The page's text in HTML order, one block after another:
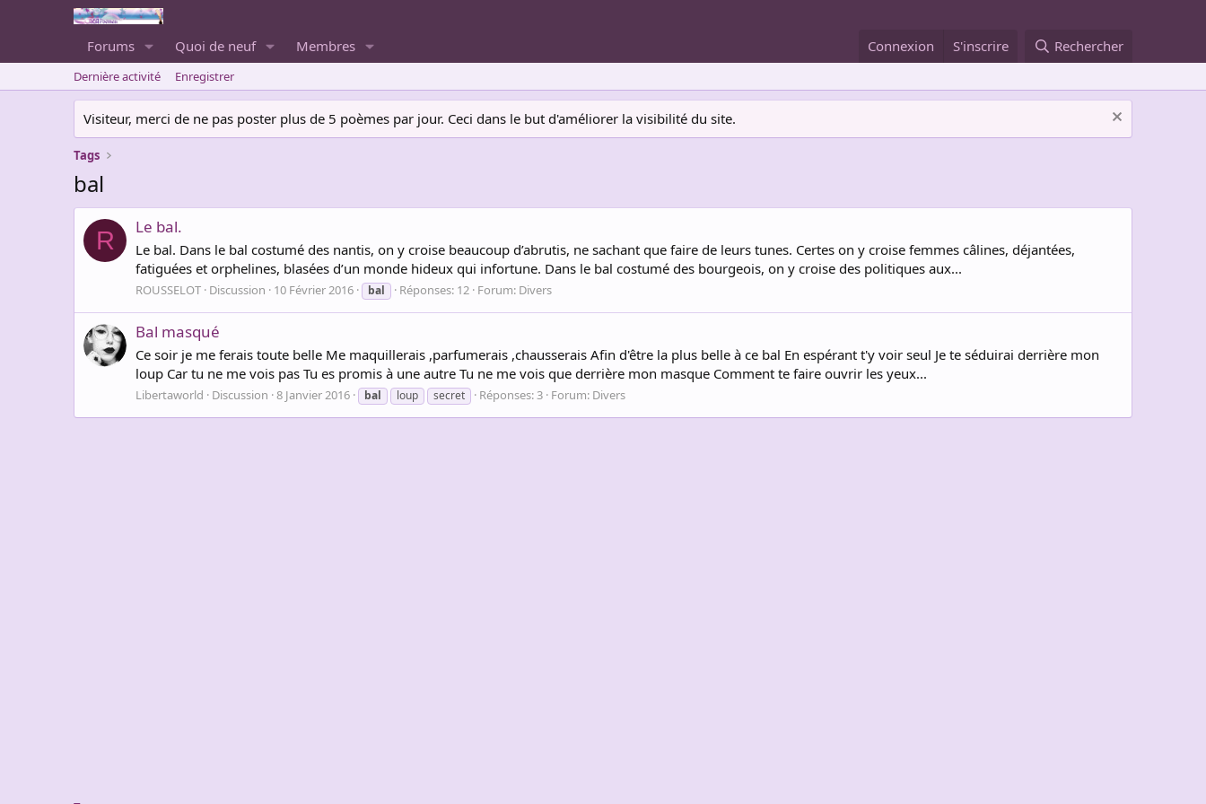
Forums Quoi de neuf Membres Connexion S'inscrire Rechercher
Dernière activité Enregistrer
Visiteur, merci de ne pas poster plus de 5 poèmes par jour. Ceci dans le but d'améliorer la visibilité du site.
Tags
bal
R Le bal.
Le bal. Dans le bal costumé des nantis, on y croise beaucoup d’abrutis, ne sachant que faire de leurs tunes. Certes on y croise femmes câlines, déjantées,
fatiguées et orphelines, blasées d’un monde hideux qui infortune. Dans le bal costumé des bourgeois, on y croise des politiques aux...
ROUSSELOT Discussion 10 Février 2016 bal Réponses: 12 Forum: Divers
Bal masqué
Ce soir je me ferais toute belle Me maquillerais ,parfumerais ,chausserais Afin d'être la plus belle à ce bal En espérant t'y voir seul Je te séduirai derrière mon
loup Car tu ne me vois pas Tu es promis à une autre Tu ne me vois que derrière mon masque Comment te faire ouvrir les yeux...
Libertaworld Discussion 8 Janvier 2016 bal loup secret Réponses: 3 Forum: Divers